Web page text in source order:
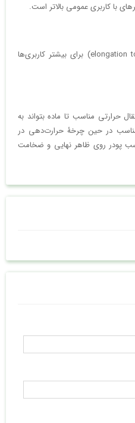
با کاربری عمومی بالاتر است.
ازدیاد طول تا پارگی (elongation to failure) برای بیشتر کاربری‌ها
حرارتی مناسب تا ماده بتواند به
در حین چرخۀ حرارت‌دهی در
پودر روی ظاهر نهایی و ضخامت